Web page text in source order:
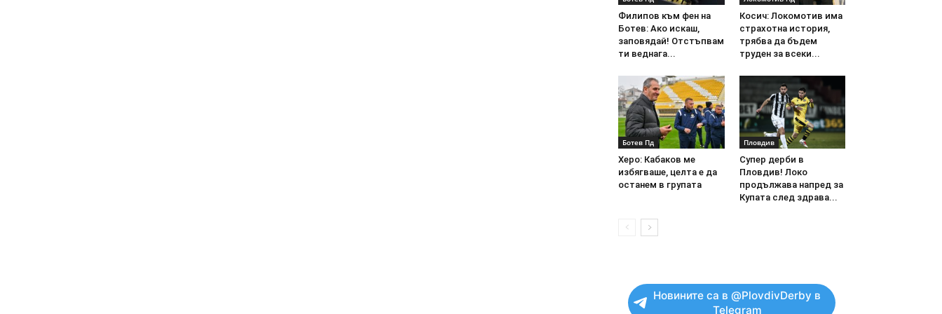
Филипов към фен на
Ботев: Ако искаш,
заповядай! Отстъпвам
ти веднага...
Косич: Локомотив има
страхотна история,
трябва да бъдем
труден за всеки...
Ботев Пд
Херо: Кабаков ме
избягваше, целта е да
останем в групата
Пловдив
Супер дерби в
Пловдив! Локо
продължава напред за
Купата след здрава...
Новините са в @PlovdivDerby в
Telegram